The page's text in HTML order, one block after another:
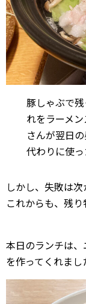
豚しゃぶで
れをラーメ
さんが翌日
代わりに使
しかし、失敗は次
これからも、残り
本日のランチは
を作ってくれまし